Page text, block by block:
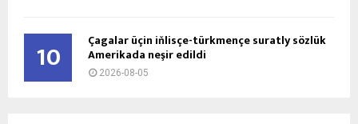
10 Çagalar üçin iňlisçe-türkmençe suratly sözlük
Amerikada neşir edildi
2026-08-05